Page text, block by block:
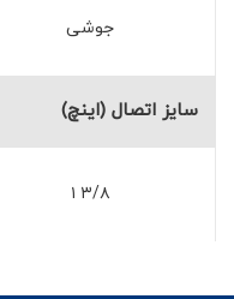
جوشی
سایز اتصال (اینچ)
۳/۸ ۱